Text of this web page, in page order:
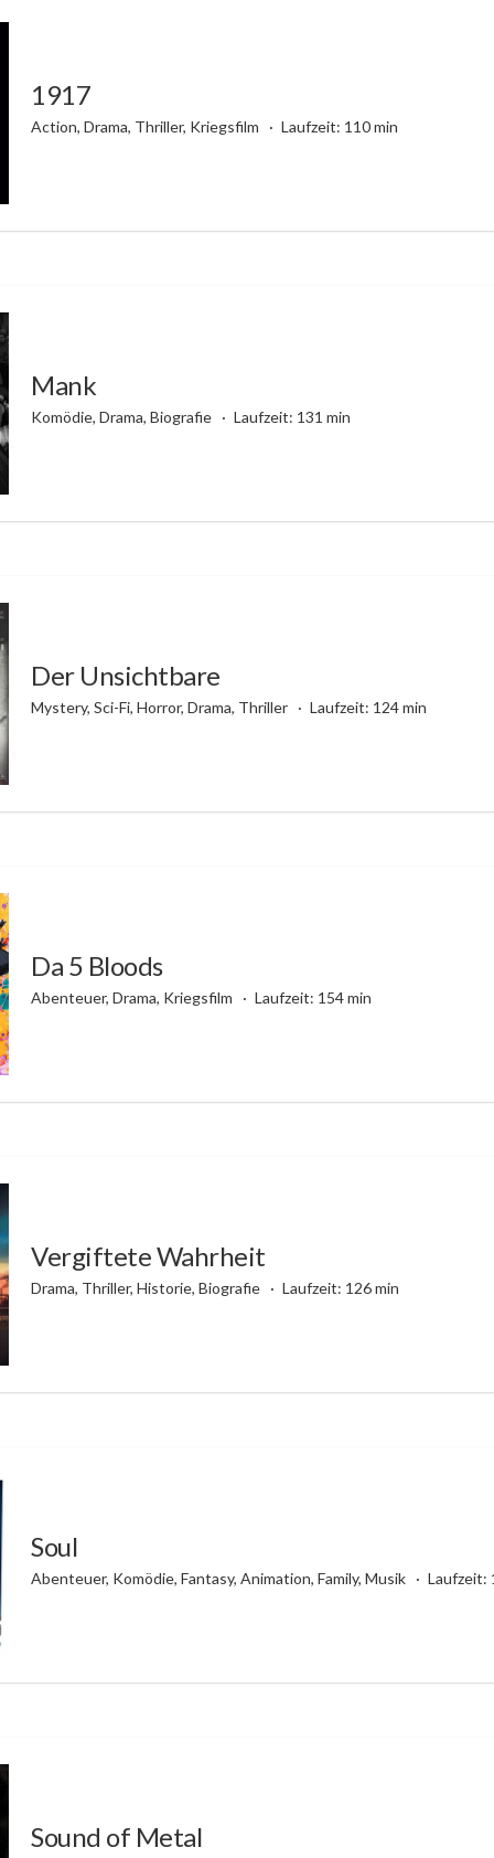
1917
Action, Drama, Thriller, Kriegsfilm Laufzeit: 110 min
Mank
Komödie, Drama, Biografie Laufzeit: 131 min
Der Unsichtbare
Mystery, Sci-Fi, Horror, Drama, Thriller Laufzeit: 124 min
Da 5 Bloods
Abenteuer, Drama, Kriegsfilm Laufzeit: 154 min
Vergiftete Wahrheit
Drama, Thriller, Historie, Biografie Laufzeit: 126 min
Soul
Abenteuer, Komödie, Fantasy, Animation, Family, Musik Laufzeit:
Sound of Metal